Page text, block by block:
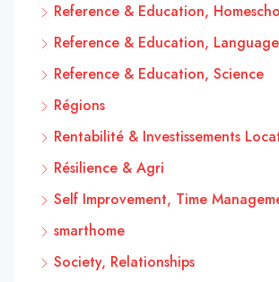
Reference & Education,
Reference & Education, Language
Reference & Education, Science
Régions
Rentabilité & Investissements
Résilience & Agri
Self Improvement, Time
smarthome
Society, Relationships